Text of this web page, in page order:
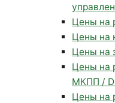
Цены на
Цены на
Цены на
Цены на
МКПП /
Цены на